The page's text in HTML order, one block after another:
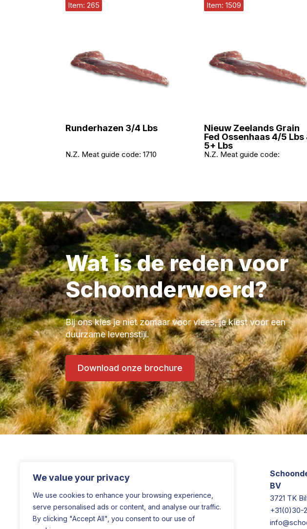
We value your privacy
We use cookies to enhance your browsing experience,
serve personalised ads or content, and analyse our traffic.
By clicking "Accept All", you consent to our use of
Item: 265
Runderhazen 3/4 Lbs
N.Z. Meat guide code: 1710
Item: 1509
Nieuw Zeelands Grain
Fed Ossenhaas 4/5 Lbs
5+ Lbs
N.Z. Meat guide code:
Wat is de reden voor
Schoonderwoerd?
Bij ons kies je niet zomaar voor vlees, je kiest voor een
duurzame levensstijl.
Download onze brochure
BV
3721 TK
+31(0)30-